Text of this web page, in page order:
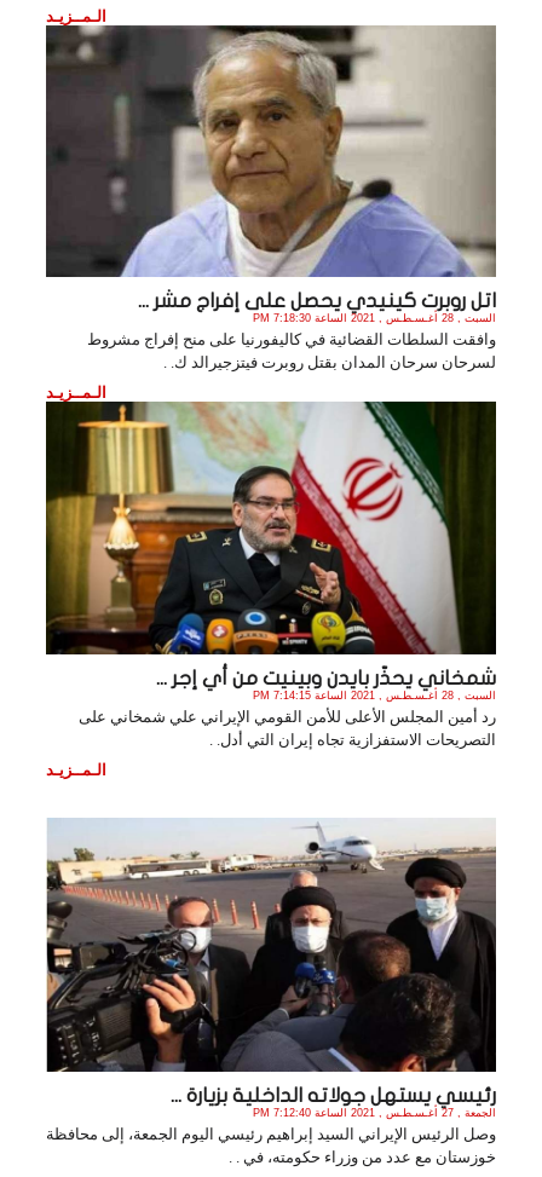
الـمــزيـد
اتل روبرت كينيدي يحصل على إفراج مشر ...
السبت , 28 أغـسـطـس , 2021 الساعة 7:18:30 PM
وافقت السلطات القضائية في كاليفورنيا على منح إفراج مشروط
لسرحان سرحان المدان بقتل روبرت فيتزجيرالد ك. .
الـمــزيـد
شمخاني يحذّر بايدن وبينيت من أي إجر ...
السبت , 28 أغـسـطـس , 2021 الساعة 7:14:15 PM
رد أمين المجلس الأعلى للأمن القومي الإيراني علي شمخاني على
التصريحات الاستفزازية تجاه إيران التي أدل. .
الـمــزيـد
رئيسي يستهل جولاته الداخلية بزيارة ...
الجمعة , 27 أغـسـطـس , 2021 الساعة 7:12:40 PM
وصل الرئيس الإيراني السيد إبراهيم رئيسي اليوم الجمعة، إلى محافظة
خوزستان مع عدد من وزراء حكومته، في . .